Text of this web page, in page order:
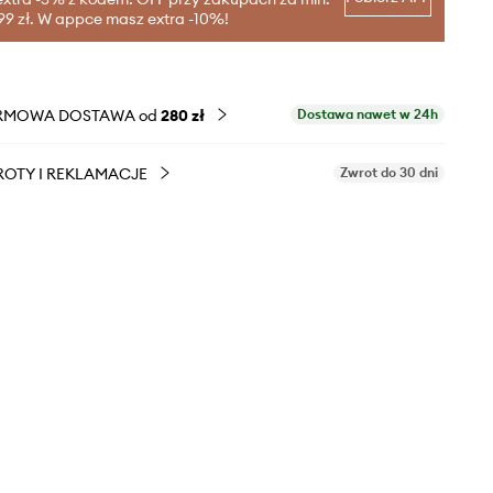
zł. W appce masz extra -10%!
DOSTAWA od 280 zł Dostawa nawet w 24h
I REKLAMACJE Zwrot do 30 dni